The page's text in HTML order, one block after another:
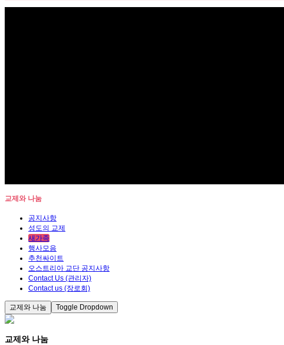
교제와 나눔
공지사항
성도의 교제
새가족
행사모음
추천싸이트
오스트리아 교단 공지사항
Contact Us (관리자)
Contact us (장로회)
교제와 나눔 Toggle Dropdown
교제와 나눔